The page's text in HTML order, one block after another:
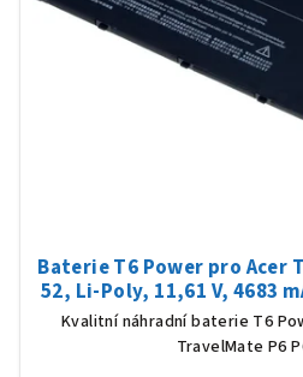
Baterie T6 Power pro Acer
52, Li-Poly, 11,61 V, 4683
Kvalitní náhradní baterie T6
TravelMate P6